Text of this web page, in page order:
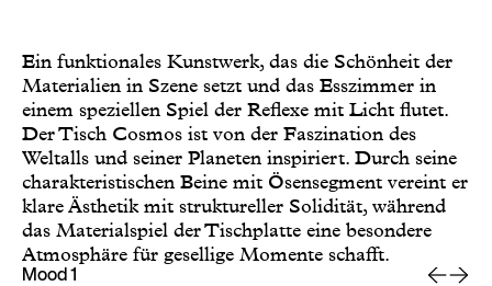
Ein funktionales Kunstwerk, das die Schönheit der
Materialien in Szene setzt und das Esszimmer in
einem speziellen Spiel der Reflexe mit Licht flutet.
Der Tisch Cosmos ist von der Faszination des
Weltalls und seiner Planeten inspiriert. Durch seine
charakteristischen Beine mit Ösensegment vereint er
klare Ästhetik mit struktureller Solidität, während
das Materialspiel der Tischplatte eine besondere
Atmosphäre für gesellige Momente schafft.
Mood 1